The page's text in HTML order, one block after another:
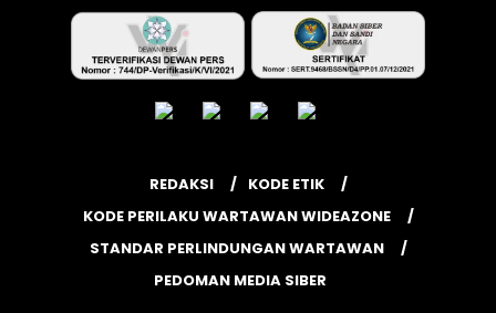
REDAKSI
KODE ETIK
KODE PERILAKU WARTAWAN WIDEAZONE
STANDAR PERLINDUNGAN WARTAWAN
PEDOMAN MEDIA SIBER